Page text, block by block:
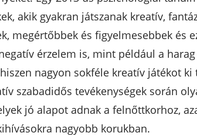
akik gyakran játszanak kreatív,
megértőbbek és figyelmesebbek és
érzelem is, mint például a
nagyon sokféle kreatív játékot
szabadidős tevékenységek során
jó alapot adnak a felnőttkorhoz,
nagyobb korukban.